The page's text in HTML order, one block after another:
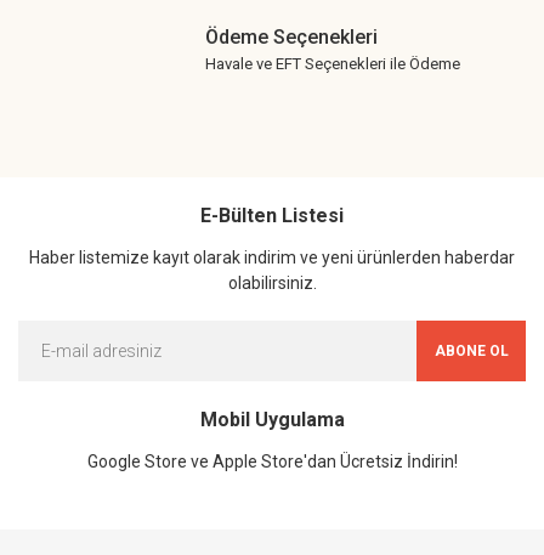
Ödeme Seçenekleri
Havale ve EFT Seçenekleri ile Ödeme
E-Bülten Listesi
Haber listemize kayıt olarak indirim ve yeni ürünlerden haberdar
olabilirsiniz.
ABONE OL
Mobil Uygulama
Google Store ve Apple Store'dan Ücretsiz İndirin!